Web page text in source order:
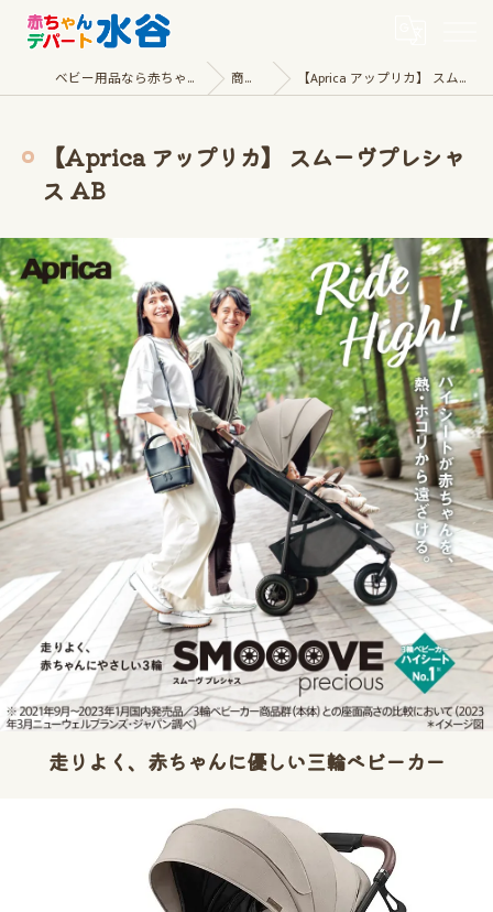
ベビー用品なら赤ちゃんデパート水谷 商品一覧 【Aprica アップリカ】 スムーヴプレシャス AB
【Aprica アップリカ】 スムーヴプレシャ
ス AB
走りよく、赤ちゃんに優しい三輪ベビーカー